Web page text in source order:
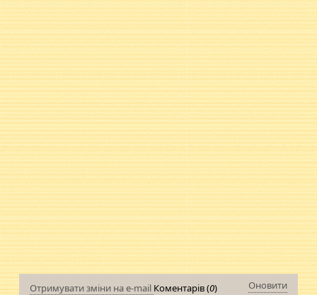
Отримувати зміни на e-mail Коментарів (0)
Оновити